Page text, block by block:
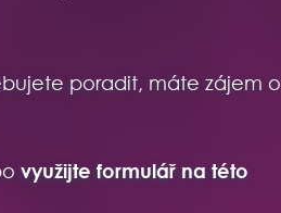
poradit, máte zájem o
využijte formulář na této